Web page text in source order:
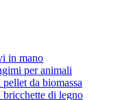
in ​​mano
per animali
da biomassa
di legno